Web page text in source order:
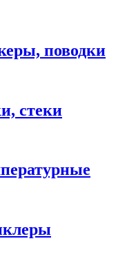
поводки
стеки